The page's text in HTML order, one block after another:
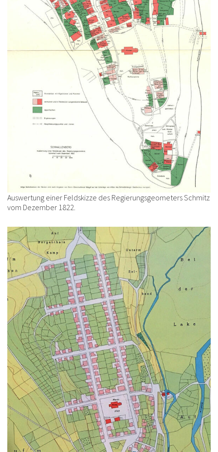
Auswertung einer Feldskizze des Regierungsgeometers Schmitz
vom Dezember 1822.